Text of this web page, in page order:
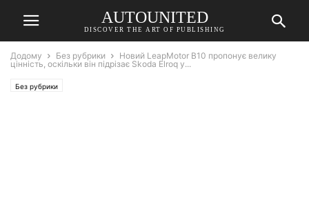
AUTOUNITED
DISCOVER THE ART OF PUBLISHING
Додому Без рубрики
Новий LeapMotor B10 пропонує велику
цінність, оскільки він підрізає Skoda Elroq у...
Без рубрики